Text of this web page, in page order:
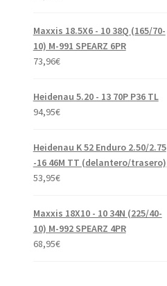
Maxxis 18.5X6 - 10 38Q (165/70-
10) M-991 SPEARZ 6PR
73,96€
Heidenau 5.20 - 13 70P P36 TL
94,95€
Heidenau K 52 Enduro 2.50/2.75
-16 46M TT (delantero/trasero)
53,95€
Maxxis 18X10 - 10 34N (225/40-
10) M-992 SPEARZ 4PR
68,95€